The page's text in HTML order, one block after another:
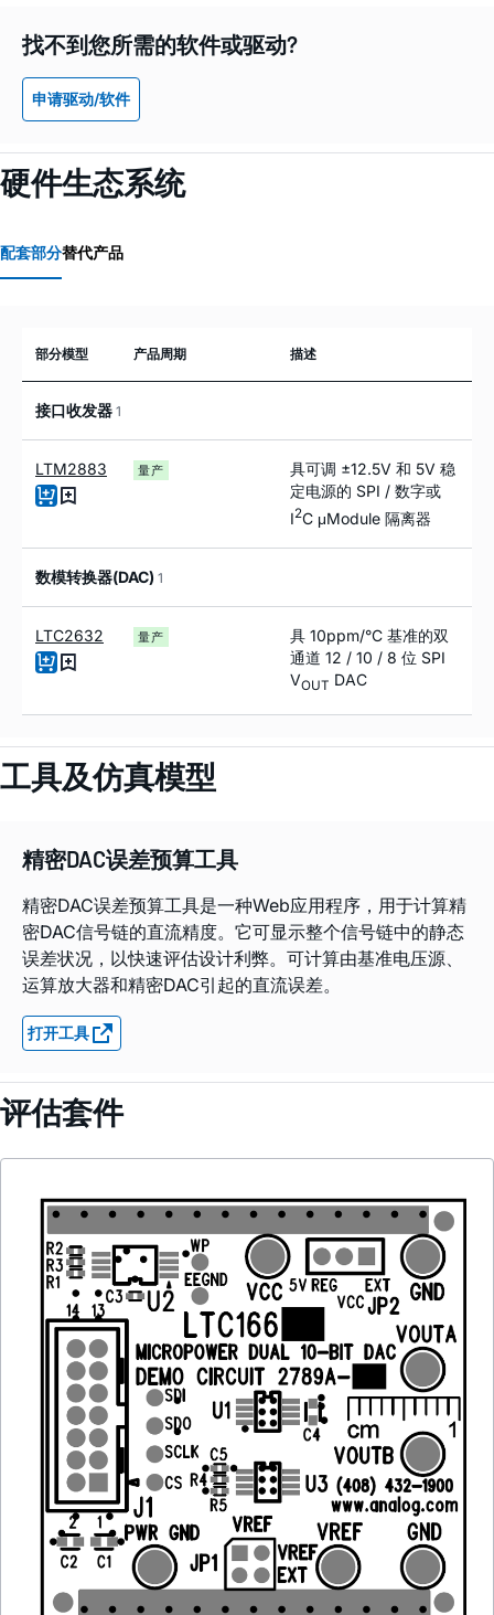
找不到您所需的软件或驱动?
申请驱动/软件
硬件生态系统
配套部分替代产品
部分模型 产品周期 描述
接口收发器 1
LTM2883 量产
具可调 ±12.5V 和 5V 稳
定电源的 SPI / 数字或
I2C μModule 隔离器
数模转换器(DAC) 1
LTC2632 量产
具 10ppm/°C 基准的双
通道 12 / 10 / 8 位 SPI
VOUT DAC
工具及仿真模型
精密DAC误差预算工具
精密DAC误差预算工具是一种Web应用程序，用于计算精
密DAC信号链的直流精度。它可显示整个信号链中的静态
误差状况，以快速评估设计利弊。可计算由基准电压源、
运算放大器和精密DAC引起的直流误差。
打开工具
评估套件